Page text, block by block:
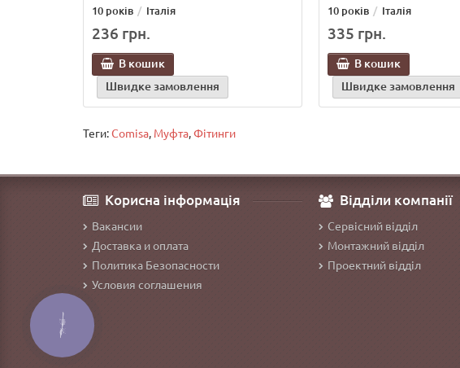
10 років Італія
236 грн.
В кошик
Швидке замовлення
10 років Італія
335 грн.
В кошик
Швидке замовлення
Теги:Comisa, Муфта,Фітинги
Корисна інформація
Вакансии
Доставка и оплата
Политика Безопасности
Условия соглашения
Відділи компанії
Сервісний відділ
Монтажний відділ
Проектний відділ
КНОПКА
ЗВ'ЯЗКУ